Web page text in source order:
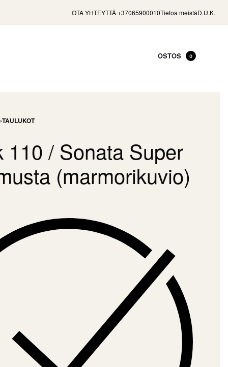
OTA YHTEYTTÄ +37065900010Tietoa meistäD.U.K.
OSTOS 0
›TAULUKOT
110 / Sonata Super
(marmorikuvio)